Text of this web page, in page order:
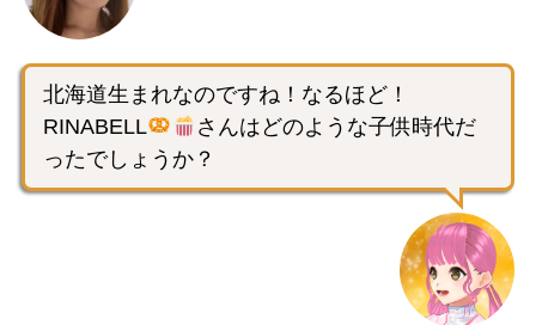
北海道生まれなのですね！なるほど！
RINABELL
さんはどのような子供時代だ
ったでしょうか？